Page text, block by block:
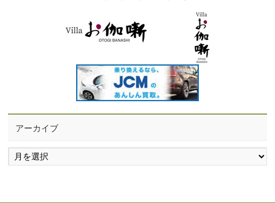
アーカイブ
ア
ー